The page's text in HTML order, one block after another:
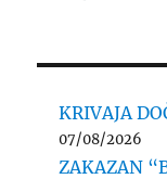
KRIVAJA
07/08/2026
ZAKAZAN